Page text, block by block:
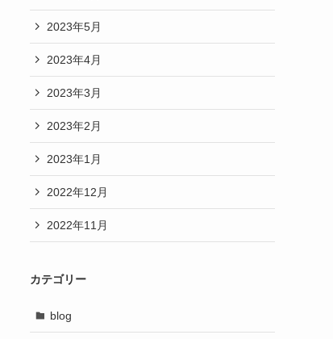
2023年5月
2023年4月
2023年3月
2023年2月
2023年1月
2022年12月
2022年11月
カテゴリー
blog